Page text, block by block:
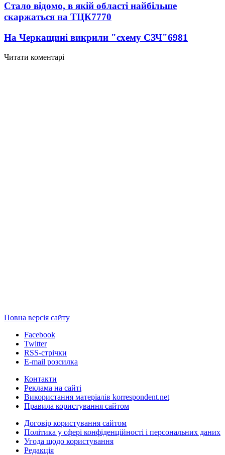
Стало відомо, в якій області найбільше
скаржаться на ТЦК7770
На Черкащині викрили "схему СЗЧ"6981
Читати коментарі
Повна версія сайту
Facebook
Twitter
RSS-стрічки
E-mail розсилка
Контакти
Реклама на сайті
Використання матеріалів korrespondent.net
Правила користування сайтом
Договір користування сайтом
Політика у сфері конфіденційності і персональних даних
Угода щодо користування
Редакція